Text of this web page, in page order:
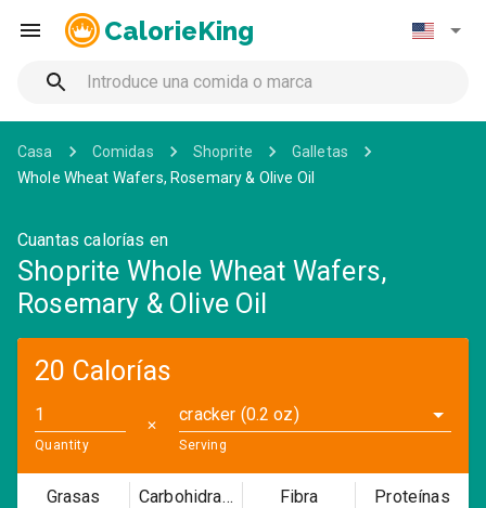
CalorieKing
Casa Comidas Shoprite
Galletas
Whole Wheat Wafers, Rosemary & Olive Oil
Cuantas calorías en
Shoprite Whole Wheat Wafers,
Rosemary & Olive Oil
20 Calorías
Quantity
✕
cracker (0.2 oz)
Serving
Grasas Carbohidratos Fibra Proteínas